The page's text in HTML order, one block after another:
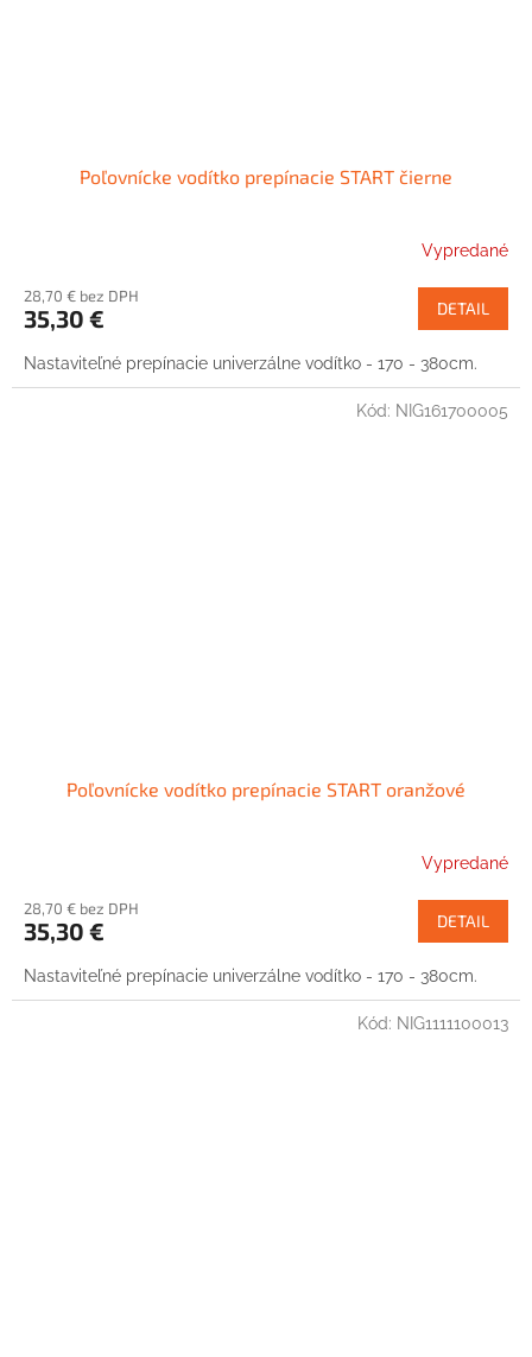
Poľovnícke vodítko prepínacie START čierne
Vypredané
28,70 € bez DPH
35,30 € DETAIL
Nastaviteľné prepínacie univerzálne vodítko - 170 - 380cm.
Poľovnícke vodítko prepínacie START oranžové
Vypredané
28,70 € bez DPH
35,30 € DETAIL
Nastaviteľné prepínacie univerzálne vodítko - 170 - 380cm.
Kód: NIG161700005
Kód: NIG1111100013